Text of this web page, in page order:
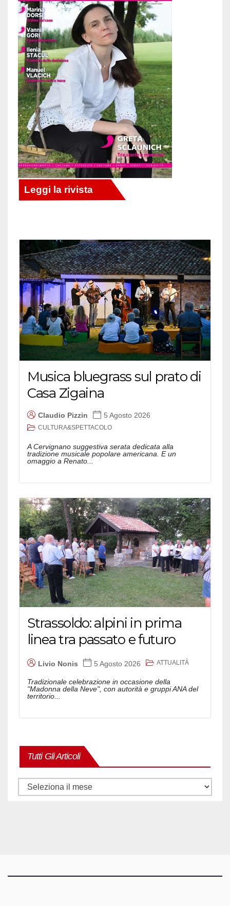
Musica bluegrass sul prato di
Casa Zigaina
Claudio Pizzin 5 Agosto 2026
CULTURA&SPETTACOLO
A Cervignano suggestiva serata dedicata alla
tradizione musicale popolare americana. E un
omaggio a Renato...
Strassoldo: alpini in prima
linea tra passato e futuro
Livio Nonis 5 Agosto 2026 ATTUALITÀ
Tradizionale celebrazione in occasione della
"Madonna della Neve", con autorità e gruppi ANA del
territorio...
Tutti Gli Articoli
Tutti